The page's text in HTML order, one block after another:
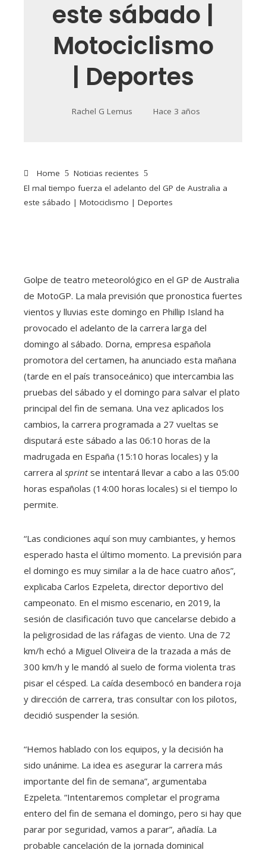
este sábado |
Motociclismo
| Deportes
Rachel G Lemus Hace 3 años
Home
Noticias recientes
El mal tiempo fuerza el adelanto del GP de Australia a
este sábado | Motociclismo | Deportes
Golpe de teatro meteorológico en el GP de Australia
de MotoGP. La mala previsión que pronostica fuertes
vientos y lluvias este domingo en Phillip Island ha
provocado el adelanto de la carrera larga del
domingo al sábado. Dorna, empresa española
promotora del certamen, ha anunciado esta mañana
(tarde en el país transoceánico) que intercambia las
pruebas del sábado y el domingo para salvar el plato
principal del fin de semana. Una vez aplicados los
cambios, la carrera programada a 27 vueltas se
disputará este sábado a las 06:10 horas de la
madrugada en España (15:10 horas locales) y la
carrera al sprintse intentará llevar a cabo a las 05:00
horas españolas (14:00 horas locales) si el tiempo lo
permite.
“Las condiciones aquí son muy cambiantes, y hemos
esperado hasta el último momento. La previsión para
el domingo es muy similar a la de hace cuatro años”,
explicaba Carlos Ezpeleta, director deportivo del
campeonato. En el mismo escenario, en 2019, la
sesión de clasificación tuvo que cancelarse debido a
la peligrosidad de las ráfagas de viento. Una de 72
km/h echó a Miguel Oliveira de la trazada a más de
300 km/h y le mandó al suelo de forma violenta tras
pisar el césped. La caída desembocó en bandera roja
y dirección de carrera, tras consultar con los pilotos,
decidió suspender la sesión.
“Hemos hablado con los equipos, y la decisión ha
sido unánime. La idea es asegurar la carrera más
importante del fin de semana”, argumentaba
Ezpeleta. “Intentaremos completar el programa
entero del fin de semana el domingo, pero si hay que
parar por seguridad, vamos a parar”, añadía. La
probable cancelación de la jornada dominical